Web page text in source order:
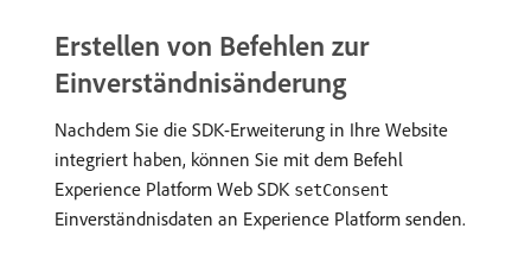
Erstellen von Befehlen zur
Einverständnisänderung
Nachdem Sie die SDK-Erweiterung in Ihre Website
integriert haben, können Sie mit dem Befehl
Experience Platform Web SDK setConsent
Einverständnisdaten an Experience Platform senden.